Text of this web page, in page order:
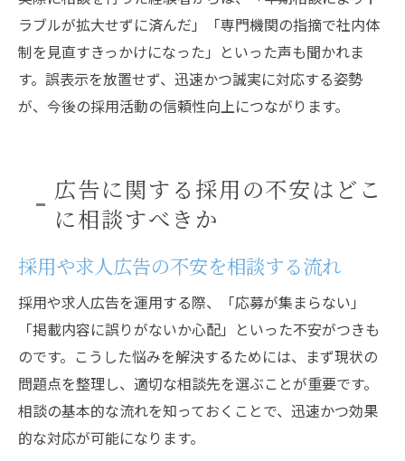
ラブルが拡大せずに済んだ」「専門機関の指摘で社内体
制を見直すきっかけになった」といった声も聞かれま
す。誤表示を放置せず、迅速かつ誠実に対応する姿勢
が、今後の採用活動の信頼性向上につながります。
広告に関する採用の不安はどこ
に相談すべきか
採用や求人広告の不安を相談する流れ
採用や求人広告を運用する際、「応募が集まらない」
「掲載内容に誤りがないか心配」といった不安がつきも
のです。こうした悩みを解決するためには、まず現状の
問題点を整理し、適切な相談先を選ぶことが重要です。
相談の基本的な流れを知っておくことで、迅速かつ効果
的な対応が可能になります。